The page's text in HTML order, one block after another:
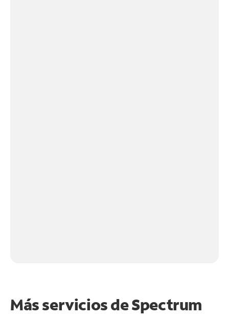
Más servicios de Spectrum